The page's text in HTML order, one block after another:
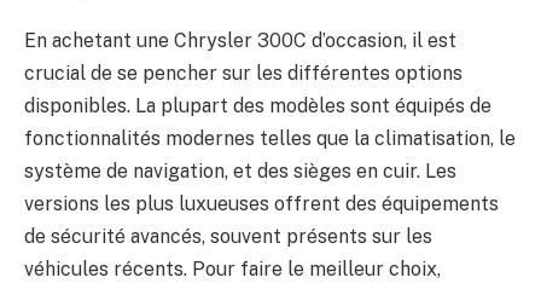
En achetant une Chrysler 300C d’occasion, il est
crucial de se pencher sur les différentes options
disponibles. La plupart des modèles sont équipés de
fonctionnalités modernes telles que la climatisation, le
système de navigation, et des sièges en cuir. Les
versions les plus luxueuses offrent des équipements
de sécurité avancés, souvent présents sur les
véhicules récents. Pour faire le meilleur choix,